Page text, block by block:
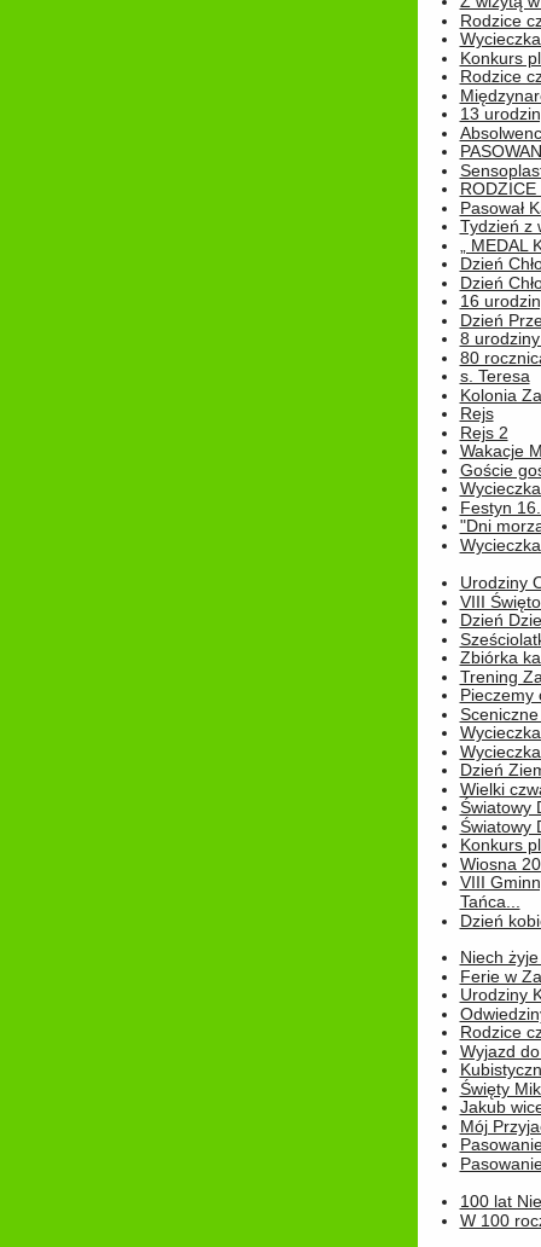
Rodzice
Konkurs
Rodzice
13
Pasował
Tydzień z
„
Dzień
Dzień
16
Dzień
8
80
s. Teresa
Kolonia
Rejs
Rejs 2
Wakacje
Goście
Festyn
"Dni
Urodziny
VIII
Dzień
Zbiórka
Trening
Pieczemy
Dzień
Wielki
Światowy
Światowy
Konkurs
Wiosna
VIII
Tańca...
Dzień
Niech
Ferie w
Urodziny
Rodzice
Wyjazd
Święty
Jakub
Mój
100 lat
W 100